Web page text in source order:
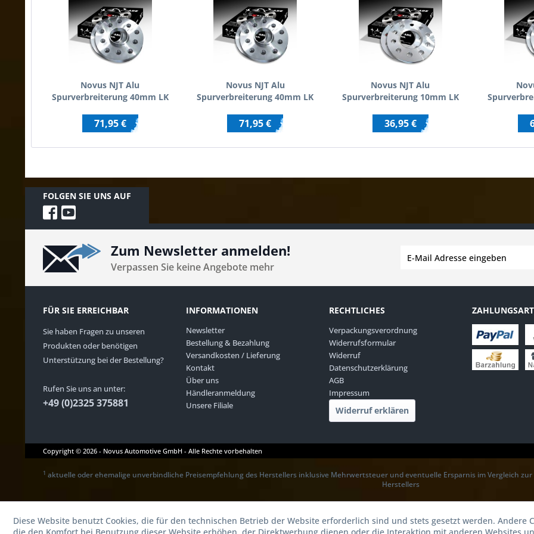
Novus NJT Alu
Spurverbreiterung 40mm LK
AUDI/BMW/SEAT/SKODA/VW
mit ABE
71,95 €
Novus NJT Alu
Spurverbreiterung 40mm LK
AUDI/SEAT/SKODA/VW mit
ABE
71,95 €
Novus NJT Alu
Spurverbreiterung 10mm LK
ALFA/FIAT/OPEL/SAAB mit
ABE
36,95 €
AUDI/
FOLGEN SIE UNS AUF
Zum Newsletter anmelden!
Verpassen Sie keine Angebote mehr
FÜR SIE ERREICHBAR
Sie haben Fragen zu unseren
Produkten oder benötigen
Unterstützung bei der Bestellung?
Rufen Sie uns an unter:
+49 (0)2325 375881
INFORMATIONEN
Newsletter
Bestellung & Bezahlung
Versandkosten / Lieferung
Kontakt
Über uns
Händleranmeldung
Unsere Filiale
RECHTLICHES
Verpackungsverordnung
Widerrufsformular
Widerruf
Datenschutzerklärung
AGB
Impressum
Widerruf erklären
Copyright © 2026 - Novus Automotive GmbH - Alle Rechte vorbehalten
1 aktuelle oder ehemalige unverbindliche Preisempfehlung des Herstellers inklusive Mehrwertsteuer und eventuelle Ersparnis im Vergleich
Herstellers
Diese Website benutzt Cookies, die für den technischen Betrieb der Website erforderlich sind und stets gesetzt werden. Andere